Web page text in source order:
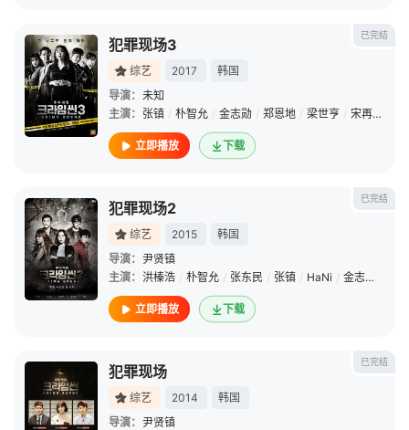
已完结
犯罪现场3
综艺 2017
韩国
导演： 未知
主演： 张镇 / 朴智允 / 金志勋 / 郑恩地 / 梁世亨 / 宋再临
立即播放 下载
已完结
犯罪现场2
综艺 2015
韩国
导演： 尹贤镇
主演： 洪榛浩 / 朴智允 / 张东民 / 张镇 / HaNi / 金志勋
立即播放 下载
已完结
犯罪现场
综艺 2014
韩国
导演： 尹贤镇